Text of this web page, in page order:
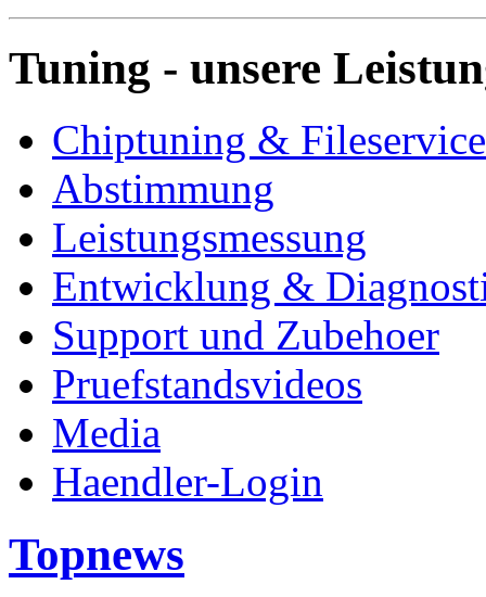
Tuning - unsere
Chiptuning & Fileservice
Abstimmung
Leistungsmessung
Entwicklung &
Support und Zubehoer
Pruefstandsvideos
Media
Haendler-Login
Topnews